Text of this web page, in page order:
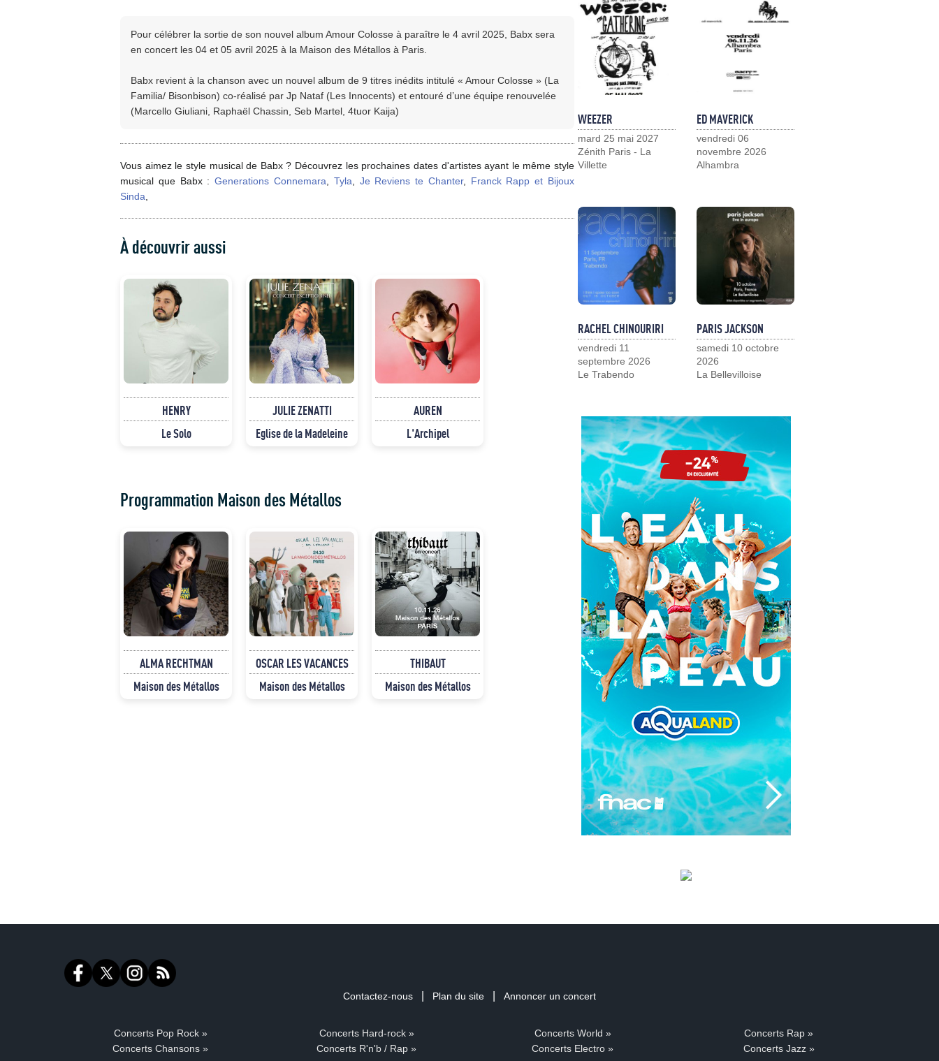
Pour célébrer la sortie de son nouvel album Amour Colosse à paraître le 4 avril 2025, Babx sera
en concert les 04 et 05 avril 2025 à la Maison des Métallos à Paris.
Babx revient à la chanson avec un nouvel album de 9 titres inédits intitulé « Amour Colosse » (La
Familia/ Bisonbison) co-réalisé par Jp Nataf (Les Innocents) et entouré d’une équipe renouvelée
(Marcello Giuliani, Raphaël Chassin, Seb Martel, 4tuor Kaija)
Vous aimez le style musical de Babx ? Découvrez les prochaines dates d'artistes ayant le même style
musical que Babx :Generations Connemara Tyla Je Reviens te Chanter, Franck Rapp et Bijoux
Sinda
À découvrir aussi
HENRY
Le Solo
JULIE ZENATTI
Eglise de la Madeleine
AUREN
L'Archipel
Programmation Maison des Métallos
ALMA RECHTMAN
Maison des Métallos
OSCAR LES VACANCES
Maison des Métallos
THIBAUT
Maison des Métallos
WEEZER
mard 25 mai 2027
Zénith Paris - La
Villette
ED MAVERICK
vendredi 06
novembre 2026
Alhambra
RACHEL CHINOURIRI
vendredi 11
septembre 2026
Le Trabendo
PARIS JACKSON
samedi 10 octobre
2026
La Bellevilloise
Contactez-nous Plan du site Annoncer un concert
Concerts Pop Rock »
Concerts Chansons »
Concerts Hard-rock »
Concerts R'n'b / Rap »
Concerts World »
Concerts Electro »
Concerts Rap »
Concerts Jazz »